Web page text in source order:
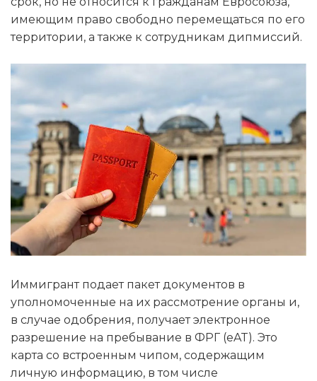
имеющим право свободно перемещаться по его
территории, а также к сотрудникам дипмиссий.
Иммигрант подает пакет документов в
уполномоченные на их рассмотрение органы и,
в случае одобрения, получает электронное
разрешение на пребывание в ФРГ (eAT). Это
карта со встроенным чипом, содержащим
личную информацию, в том числе